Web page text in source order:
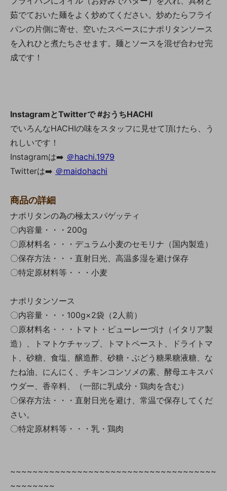
茹でておいた麺をよく炒めてください。炒めたらフライ
パンの片側に寄せ、空いたスペースにナポリタンソース
を入れひと煮たちさせます。麺とソースを混ぜ合わせ完
成です！
InstagramとTwitterで #おうちHACHI
でいろんなHACHIの味をスタッフに見せて頂けたら、う
れしいです！
Instagramは➡️ ＠hachi.1979
Twitterは➡️ ＠maidohachi
商品の詳細
ナポリタンの為の極太スパゲッティ
〇内容量・・・200g
〇原材料名・・・デュラム小麦のセモリナ（国内製造）
〇保存方法・・・直射日光、高温多湿を避け保存
〇特定原材料等・・・小麦
ナポリタンソース
〇内容量・・・100g×2袋（2人前）
〇原材料名・・・トマト・ピューレーづけ（イタリア製
造）、トマトケチャップ、トマトペースト、ドライトマ
ト、砂糖、食塩、醸造酢、砂糖・ぶどう糖果糖液糖、な
たね油、にんにく、チキンコンソメの素、酵母エキスパ
ウダー、香辛料、（一部に乳成分・鶏肉を含む）
〇保存方法・・・直射日光を避け、常温で保存してくだ
さい。
〇特定原材料等・・・乳・鶏肉
~~~~~~~~~~~~~~~~~~~~~~~~~~~~~~~~~~~~~
~~~~~~~~